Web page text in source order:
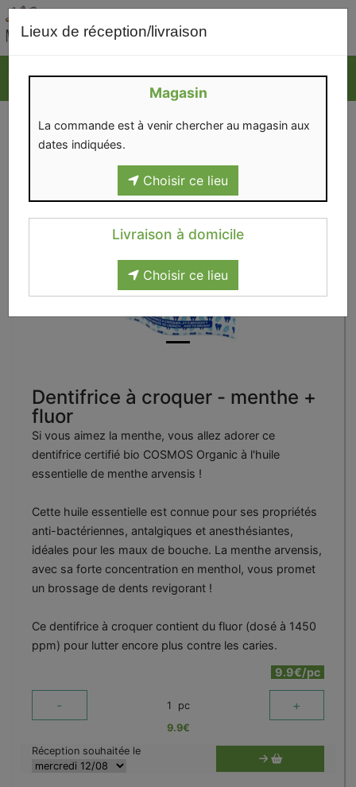
Lieux de réception/livraison
Magasin
La commande est à venir chercher au magasin aux
dates indiquées.
Choisir ce lieu
Livraison à domicile
Choisir ce lieu
Dentifrice à croquer - menthe +
fluor
Si vous aimez la menthe, vous allez adorer ce
dentifrice certifié bio COSMOS Organic à l'huile
essentielle de menthe arvensis !
Cette huile essentielle est connue pour ses propriétés
anti-bactériennes, antalgiques et anesthésiantes,
idéales pour les maux de bouche. La menthe arvensis,
avec sa forte concentration en menthol, vous promet
un brossage de dents revigorant !
Ce dentifrice à croquer contient du fluor (dosé à 1450
ppm) pour lutter encore plus contre les caries.
9.9€/pc
- 1 pc +
9.9€
Réception souhaitée le